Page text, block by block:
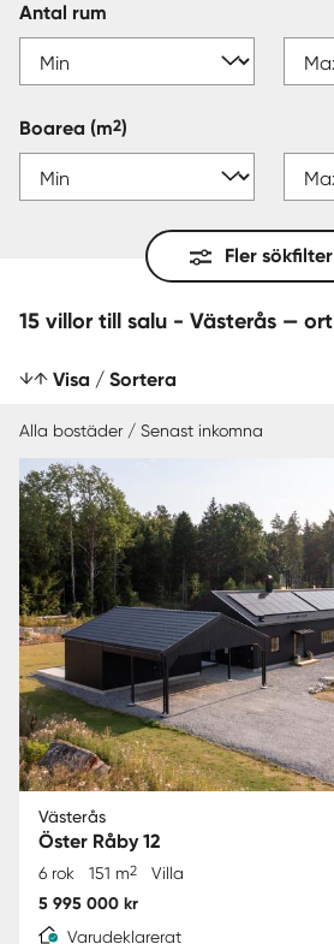
Antal rum
Boarea (m2)
Fler sökfilter
15 villor till salu - Västerås — ort
Visa / Sortera
Alla bostäder / Senast inkomna
Västerås
Öster Råby 12
6 rok 151 m2 Villa
5 995 000 kr
Varudeklarerat